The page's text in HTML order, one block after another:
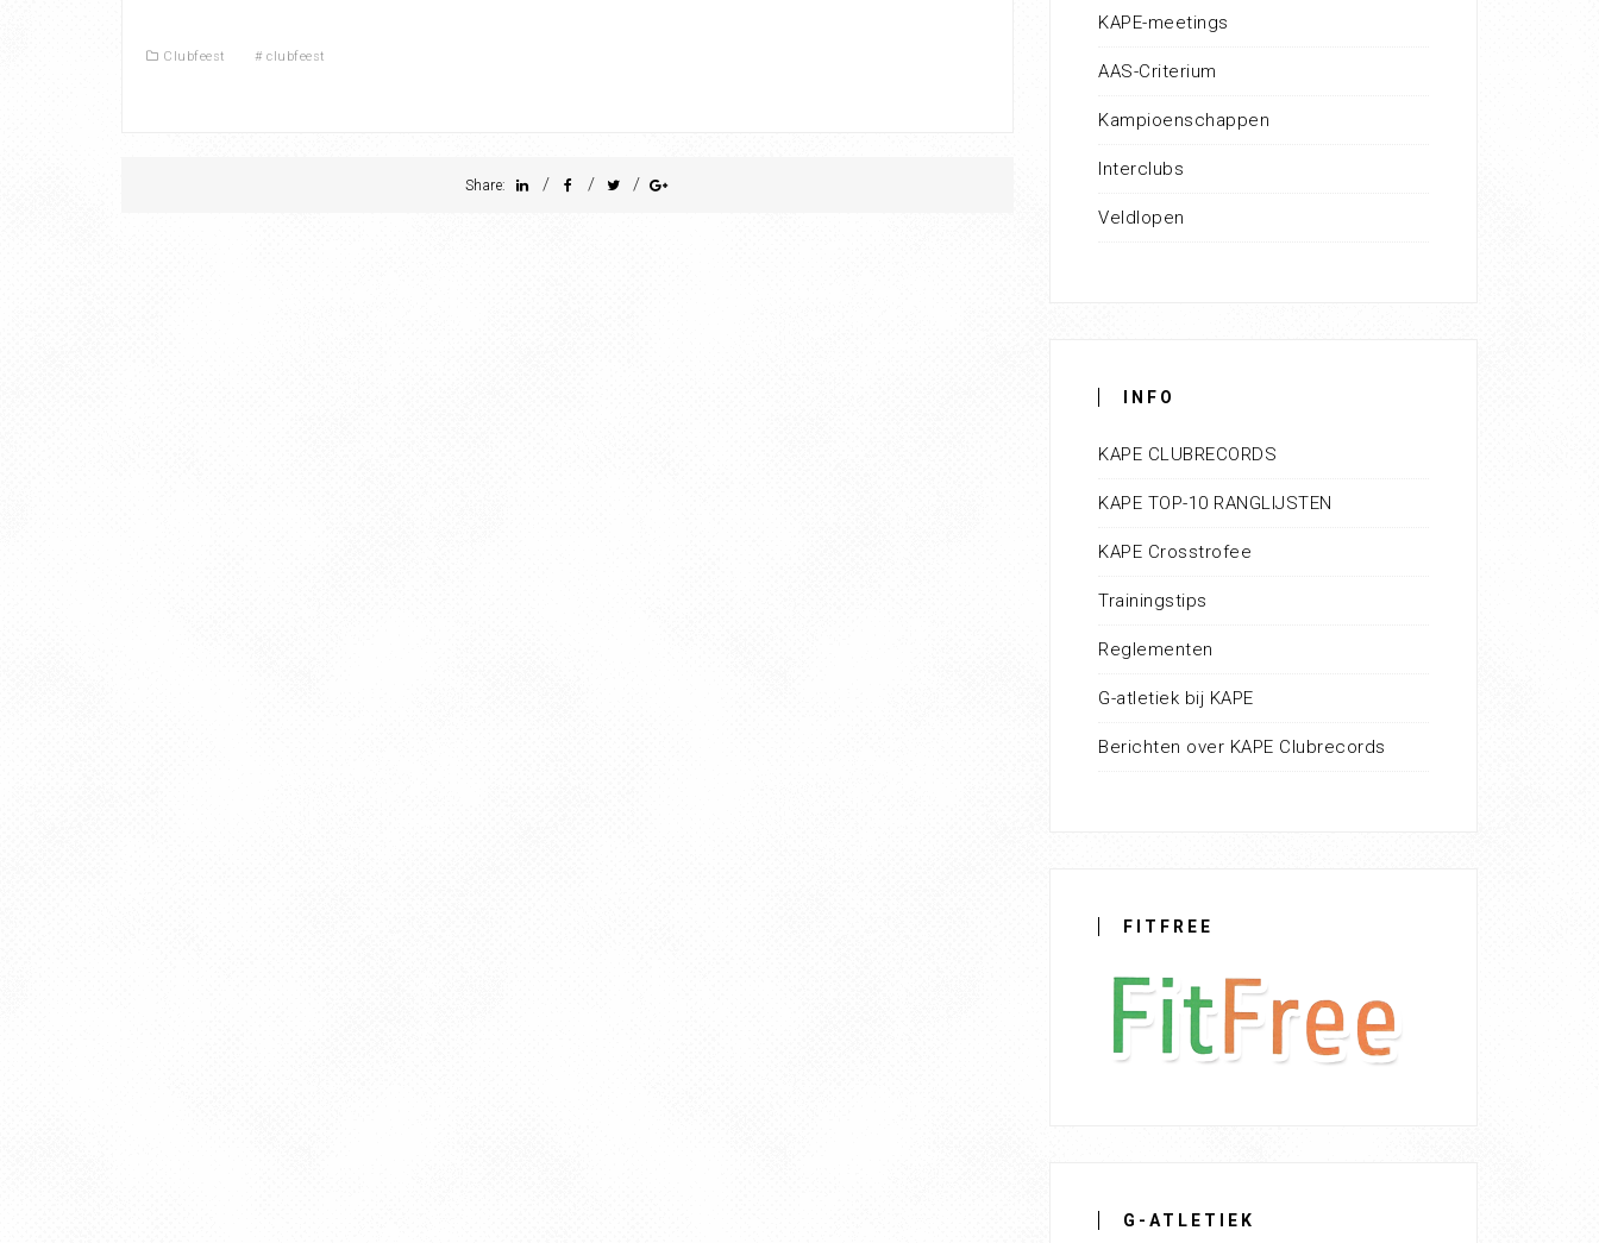
Clubfeest # clubfeest
Share: / / /
KAPE-meetings
AAS-Criterium
Kampioenschappen
Interclubs
Veldlopen
INFO
KAPE CLUBRECORDS
KAPE TOP-10 RANGLIJSTEN
KAPE Crosstrofee
Trainingstips
Reglementen
G-atletiek bij KAPE
Berichten over KAPE Clubrecords
FITFREE
G-ATLETIEK